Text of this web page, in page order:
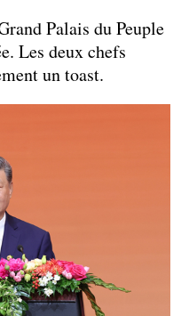
Palais du Peuple
Les deux chefs
un toast.